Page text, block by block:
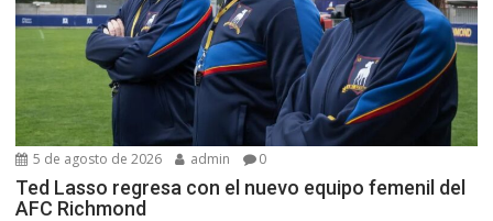
5 de agosto de 2026 admin 0
Ted Lasso regresa con el nuevo equipo femenil del
AFC Richmond